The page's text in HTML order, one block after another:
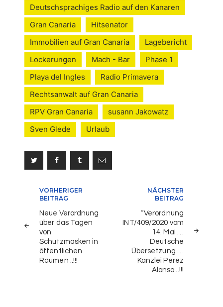
Deutschsprachiges Radio auf den Kanaren
Gran Canaria
Hitsenator
Immobilien auf Gran Canaria
Lagebericht
Lockerungen
Mach - Bar
Phase 1
Playa del Ingles
Radio Primavera
Rechtsanwalt auf Gran Canaria
RPV Gran Canaria
susann Jakowatz
Sven Glede
Urlaub
Beitragsnavigation
VORHERIGER
BEITRAG
Neue Verordnung
über das Tagen
von
Schutzmasken in
öffentlichen
Räumen ..!!!
NÄCHSTER
BEITRAG
“Verordnung
INT/409/2020 vom
14. Mai …
Deutsche
Übersetzung …
Kanzlei Perez
Alonso ..!!!